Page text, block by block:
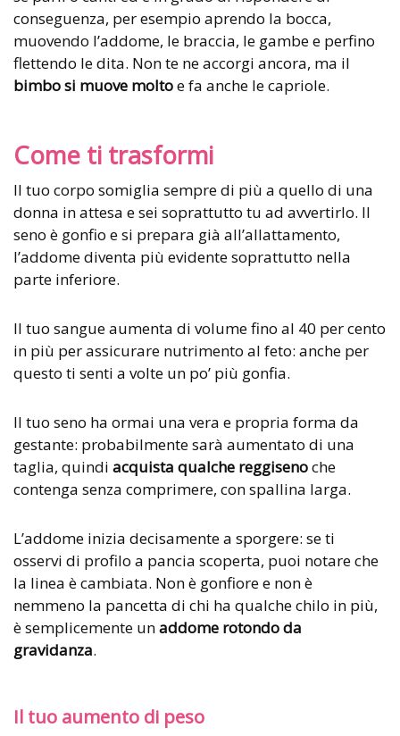
conseguenza, per esempio aprendo la bocca,
muovendo l’addome, le braccia, le gambe e perfino
flettendo le dita. Non te ne accorgi ancora, ma il
bimbo si muove moltoe fa anche le capriole.
Come ti trasformi
Il tuo corpo somiglia sempre di più a quello di una
donna in attesa e sei soprattutto tu ad avvertirlo. Il
seno è gonfio e si prepara già all’allattamento,
l’addome diventa più evidente soprattutto nella
parte inferiore.
Il tuo sangue aumenta di volume fino al 40 per cento
in più per assicurare nutrimento al feto: anche per
questo ti senti a volte un po’ più gonfia.
Il tuo seno ha ormai una vera e propria forma da
gestante: probabilmente sarà aumentato di una
taglia, quindi acquista qualche reggisenoche
contenga senza comprimere, con spallina larga.
L’addome inizia decisamente a sporgere: se ti
osservi di profilo a pancia scoperta, puoi notare che
la linea è cambiata. Non è gonfiore e non è
nemmeno la pancetta di chi ha qualche chilo in più,
è semplicemente unaddome rotondo da
gravidanza.
Il tuo aumento di peso